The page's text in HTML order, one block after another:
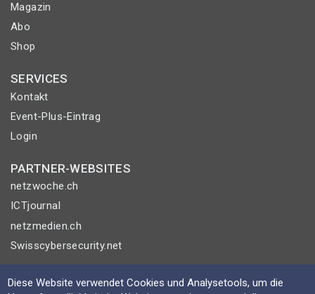
Magazin
Abo
Shop
SERVICES
Kontakt
Event-Plus-Eintrag
Login
PARTNER-WEBSITES
netzwoche.ch
ICTjournal
netzmedien.ch
Swisscybersecurity.net
© NETZMEDIEN AG 2026
Diese Website verwendet Cookies und Analysetools, um die